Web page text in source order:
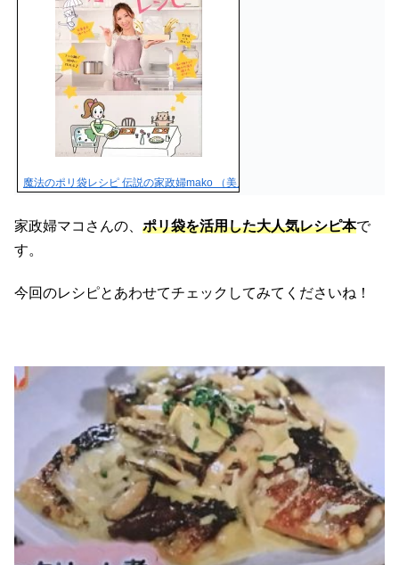
魔法のポリ袋レシピ 伝説の家政婦mako （美人開花シリーズ） [ mako ]
家政婦マコさんの、 ポリ袋を活用した大人気レシピ本で
す。
今回のレシピとあわせてチェックしてみてくださいね！